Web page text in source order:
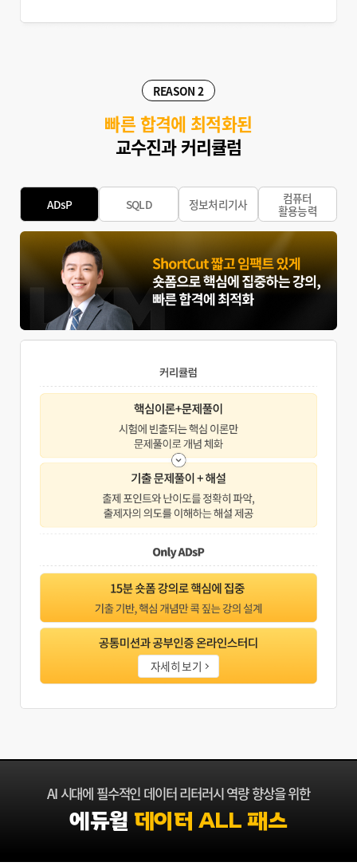
REASON 2
빠른 합격에 최적화된
교수진과 커리큘럼
ADsP SQLD 정보처리기사
컴퓨터
활용능력
자세히 보기
AI 시대에 필수적인 데이터 리터러시 역량 향상을 위한
에듀윌 데이터 ALL 패스